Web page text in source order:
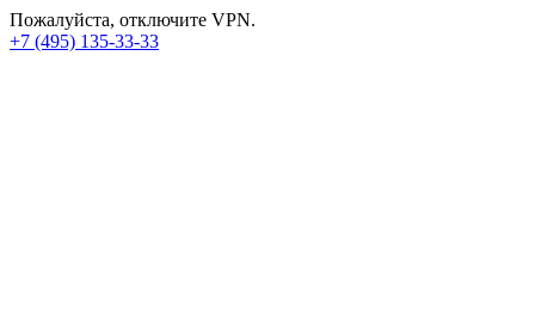
Пожалуйста, отключите VPN.
+7 (495) 135-33-33